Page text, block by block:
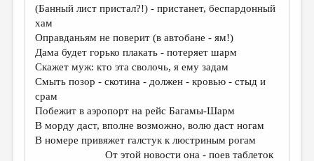
КОНКУРСЫ
ДЕТСКАЯ КОМНАТА
КНИЖНАЯ ПОЛКА
ОБЗОР ЛИТЕРАТУРЫ
СТРАНИЦЫ ПАМЯТИ
ОБЪЯВЛЕНИЯ
(Банный лист пристал?!) - пристанет, беспардонный
хам
Оправданьям не поверит (в автобане - ям!)
Дама будет горько плакать - потеряет шарм
Скажет муж: кто эта сволочь, я ему задам
Смыть позор - скотина - должен - кровью - стыд и
срам
Побежит в аэропорт на рейс Багамы-Шарм
В морду даст, вполне возможно, волю даст ногам
В номере привяжет галстук к люстриным рогам
От этой новости она - поев таблеток